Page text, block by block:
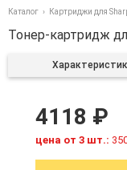
Каталог Картриджи для
Тонер-картридж
4118 ₽
цена от 3 шт.: